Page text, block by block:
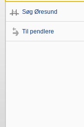
Søg Øresund
Til pendlere